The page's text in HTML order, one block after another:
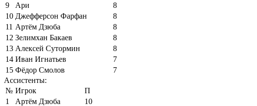
9
Ари
8
10 Джефферсон Фарфан
8
11 Артём Дзюба
8
12 Зелимхан Бакаев
8
13 Алексей Сутормин
8
14 Иван Игнатьев
7
15 Фёдор Смолов
7
Ассистенты:
№ Игрок
П
1
Артём Дзюба
10